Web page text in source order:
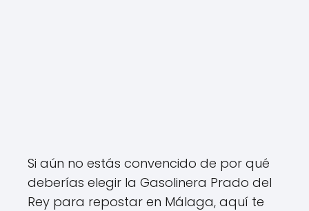
Si aún no estás convencido de por qué
deberías elegir la Gasolinera Prado del
Rey para repostar en Málaga, aquí te